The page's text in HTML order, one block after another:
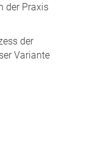
der Praxis
der
Variante